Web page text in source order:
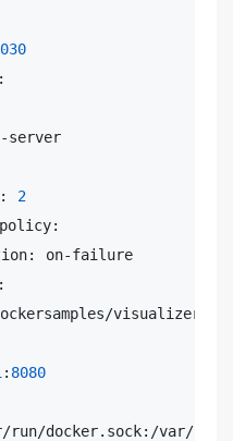
server
2
on-failure
: 8080
run/docker.sock:/